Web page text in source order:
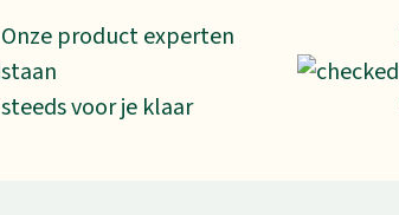
Onze product experten
staan
steeds voor je klaar